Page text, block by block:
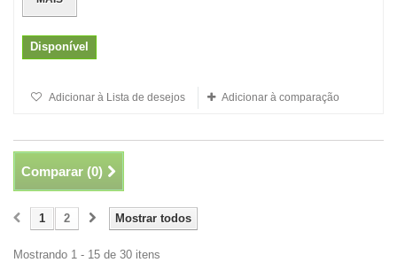
Disponível
Adicionar à Lista de desejos Adicionar à comparação
Comparar (0)
Mostrar todos
1 2
Mostrando 1 - 15 de 30 itens